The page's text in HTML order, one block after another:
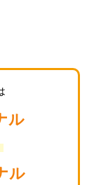
ル
ル